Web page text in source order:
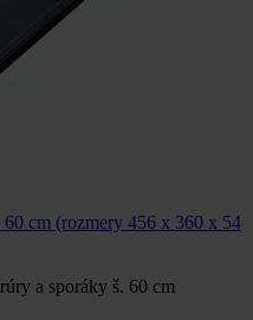
cm (rozmery 456 x 360 x 54
a sporáky š. 60 cm